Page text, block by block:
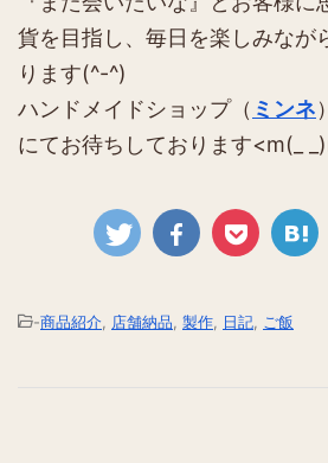
貨を目指し、毎日を楽しみなが
ります(^-^)
ハンドメイドショップ（ ミンネ
にてお待ちしております<m(_
-商品紹介 店舗納品 製作 日記 ご飯